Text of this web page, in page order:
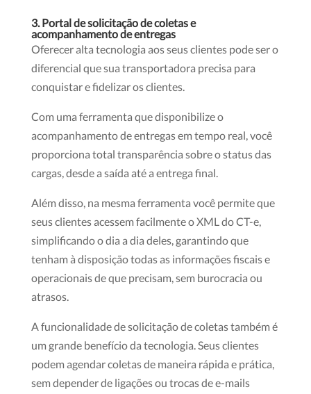
3. Portal de solicitação de coletas e
acompanhamento de entregas
Oferecer alta tecnologia aos seus clientes pode ser o
diferencial que sua transportadora precisa para
conquistar e fidelizar os clientes.
Com uma ferramenta que disponibilize o
acompanhamento de entregas em tempo real, você
proporciona total transparência sobre o status das
cargas, desde a saída até a entrega final.
Além disso, na mesma ferramenta você permite que
seus clientes acessem facilmente o XML do CT-e,
simplificando o dia a dia deles, garantindo que
tenham à disposição todas as informações fiscais e
operacionais de que precisam, sem burocracia ou
atrasos.
A funcionalidade de solicitação de coletas também é
um grande benefício da tecnologia. Seus clientes
podem agendar coletas de maneira rápida e prática,
sem depender de ligações ou trocas de e-mails